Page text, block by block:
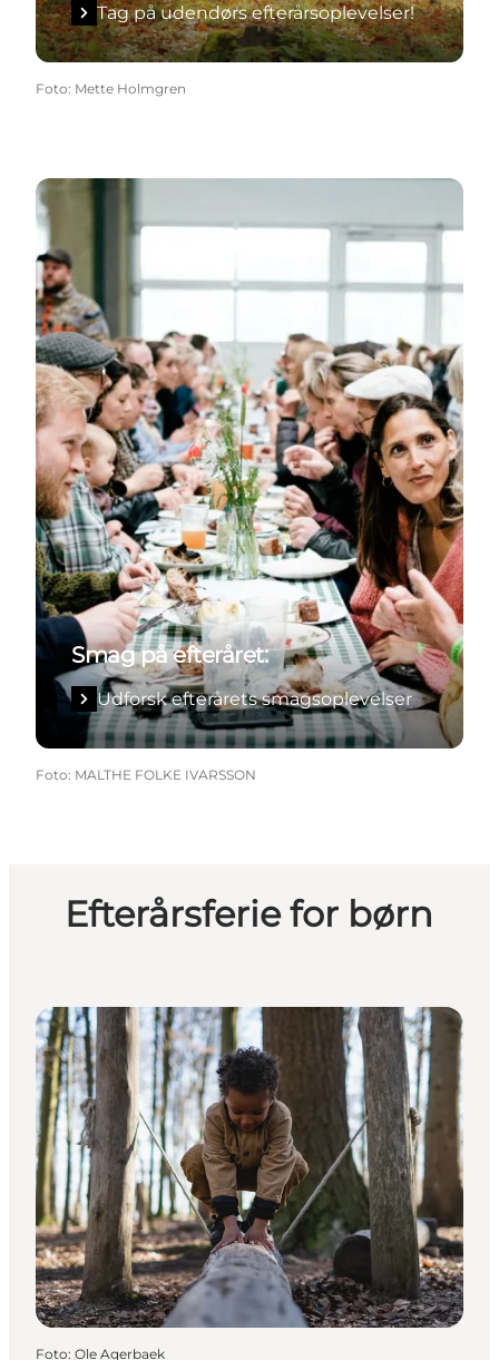
Tag på udendørs efterårsoplevelser!
Foto: Mette Holmgren
Udforsk efterårets smagsoplevelser
Smag på efteråret:
Udforsk efterårets smagsoplevelser
Foto: MALTHE FOLKE IVARSSON
Efterårsferie for børn
Foto: Ole Agerbaek